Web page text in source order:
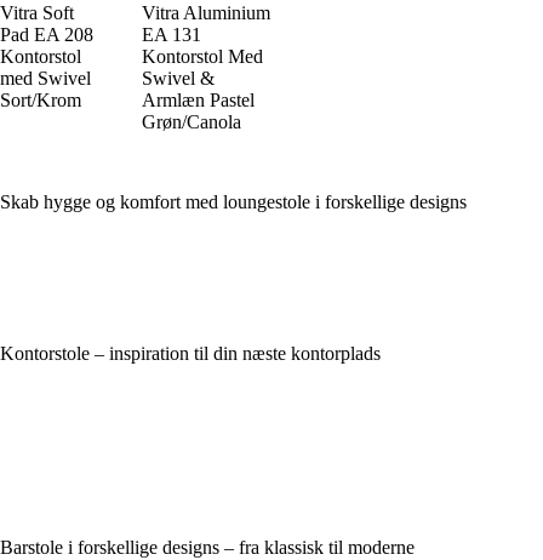
Vitra Soft
Pad EA 208
Kontorstol
med Swivel
Sort/Krom
Vitra Aluminium
EA 131
Kontorstol Med
Swivel &
Armlæn Pastel
Grøn/Canola
Skab hygge og komfort med loungestole i forskellige designs
Kontorstole – inspiration til din næste kontorplads
Barstole i forskellige designs – fra klassisk til moderne